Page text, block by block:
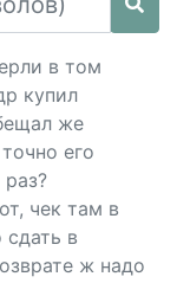
в том
купил
же
его
чек там в
в
ж надо